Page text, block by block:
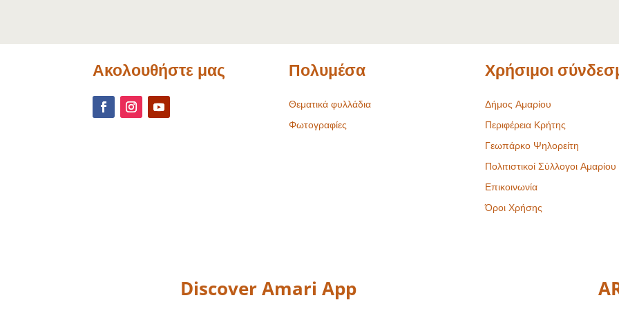
Ακολουθήστε μας Πολυμέσα
Θεματικά φυλλάδια
Φωτογραφίες
Χρήσιμοι
Δήμος Αμαρίου
Περιφέρεια Κρήτης
Γεωπάρκο Ψηλορείτη
Πολιτιστικοί Σύλλογοι Αμαρίου
Επικοινωνία
Όροι Χρήσης
Discover Amari App